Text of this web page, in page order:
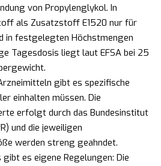
von Propylenglykol. In
als Zusatzstoff E1520 nur für
in festgelegten Höchstmengen
Tagesdosis liegt laut EFSA bei 25
gibt es spezifische
einhalten müssen. Die
erfolgt durch das Bundesinstitut
und die jeweiligen
werden streng geahndet.
es eigene Regelungen: Die